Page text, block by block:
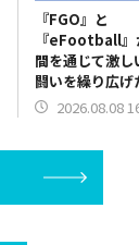
『FGO』と
『eFootball』
間を通じて激し
闘いを繰り広
App Store(8/
2026.08.08